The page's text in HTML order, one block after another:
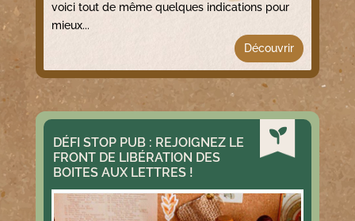
voici tout de même quelques indications pour
mieux...
Découvrir
DÉFI STOP PUB : REJOIGNEZ LE
FRONT DE LIBÉRATION DES
BOITES AUX LETTRES !